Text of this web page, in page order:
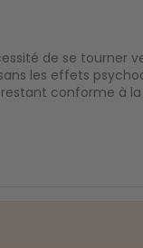
de se tourner
les effets
conforme à